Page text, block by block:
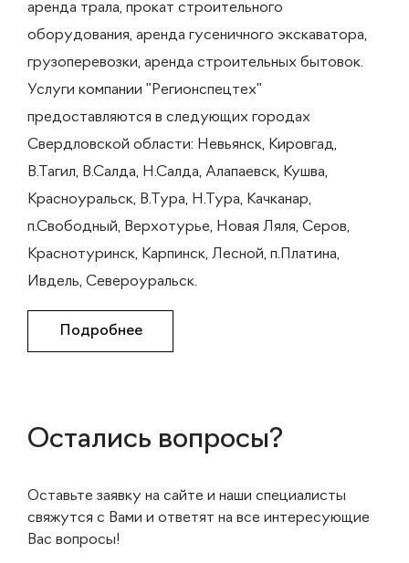
аренда трала, прокат строительного
оборудования, аренда гусеничного экскаватора,
грузоперевозки, аренда строительных бытовок.
Услуги компании "Регионспецтех"
предоставляются в следующих городах
Свердловской области: Невьянск, Кировгад,
В.Тагил, В.Салда, Н.Салда, Алапаевск, Кушва,
Красноуральск, В.Тура, Н.Тура, Качканар,
п.Свободный, Верхотурье, Новая Ляля, Серов,
Краснотуринск, Карпинск, Лесной, п.Платина,
Ивдель, Североуральск.
Подробнее
Остались вопросы?
Оставьте заявку на сайте и наши специалисты
свяжутся с Вами и ответят на все интересующие
Вас вопросы!